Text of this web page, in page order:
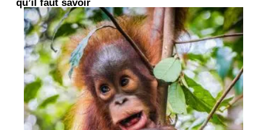
qu’il faut savoir